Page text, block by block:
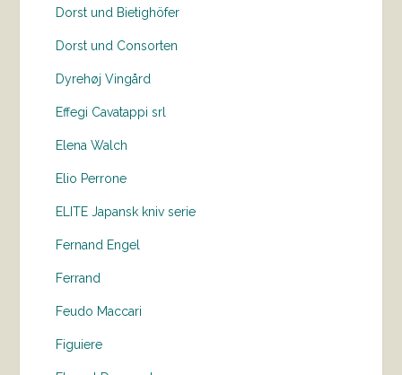
Dorst und Bietighöfer
Dorst und Consorten
Dyrehøj Vingård
Effegi Cavatappi srl
Elena Walch
Elio Perrone
ELITE Japansk kniv serie
Fernand Engel
Ferrand
Feudo Maccari
Figuiere